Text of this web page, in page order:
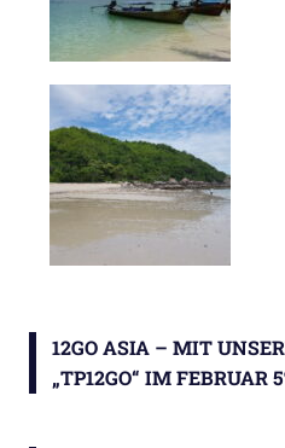
12GO ASIA – MIT
„TP12GO“ IM FEBRUAR